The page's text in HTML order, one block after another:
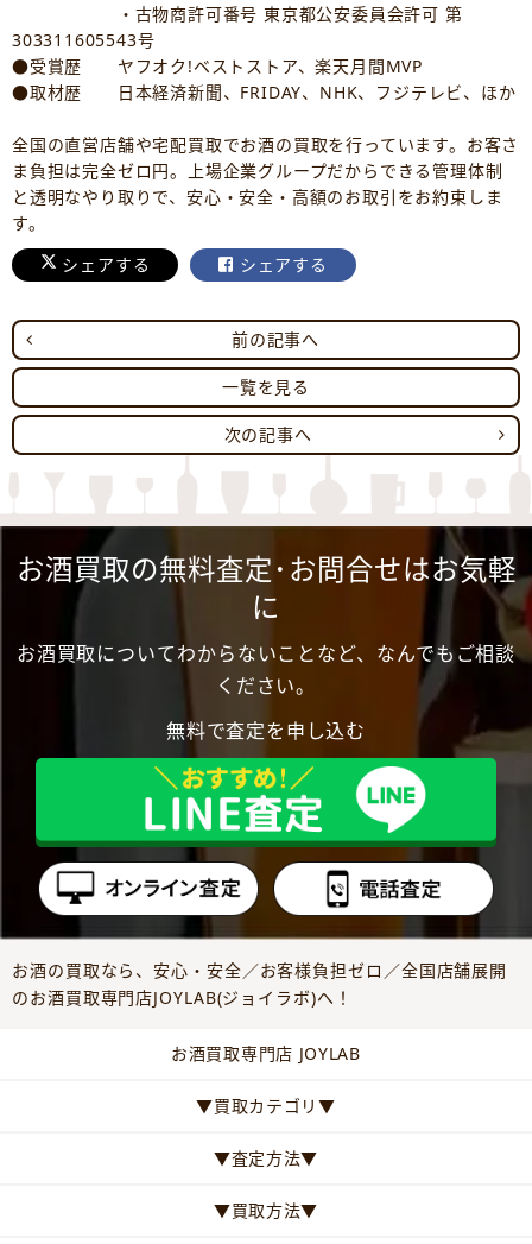
・古物商許可番号 東京都公安委員会許可 第
303311605543号
●受賞歴 ヤフオク!ベストストア、楽天月間MVP
●取材歴 日本経済新聞、FRIDAY、NHK、フジテレビ、ほか
全国の直営店舗や宅配買取でお酒の買取を行っています。お客さ
ま負担は完全ゼロ円。上場企業グループだからできる管理体制
と透明なやり取りで、安心・安全・高額のお取引をお約束しま
す。
シェアする
シェアする
前の記事へ
一覧を見る
次の記事へ
お酒買取の無料査定･お問合せはお気軽
に
お酒買取についてわからないことなど、なんでもご相談
ください。
無料で査定を申し込む
お酒の買取なら、安心・安全／お客様負担ゼロ／全国店舗展開
のお酒買取専門店JOYLAB(ジョイラボ)へ！
お酒買取専門店 JOYLAB
▼買取カテゴリ▼
▼査定方法▼
▼買取方法▼